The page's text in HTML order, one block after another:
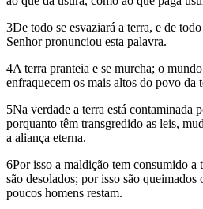
3De todo se esvaziará a terra, e de
Senhor pronunciou esta palavra.
4A terra pranteia e se murcha; o
enfraquecem os mais altos do povo da
5Na verdade a terra está contaminada
porquanto têm transgredido as leis,
a aliança eterna.
6Por isso a maldição tem consumido a
são desolados; por isso são queimados
poucos homens restam.